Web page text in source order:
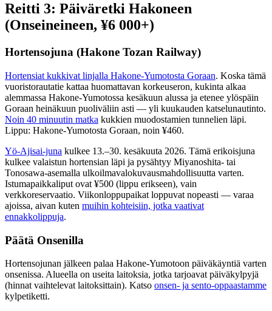
Reitti 3: Päiväretki Hakoneen
(Onseineineen, ¥6 000+)
Hortensojuna (Hakone Tozan Railway)
Hortensiat kukkivat linjalla Hakone-Yumotosta Goraan. Koska tämä
vuoristorautatie kattaa huomattavan korkeuseron, kukinta alkaa
alemmassa Hakone-Yumotossa kesäkuun alussa ja etenee ylöspäin
Goraan heinäkuun puoliväliin asti — yli kuukauden katselunautinto.
Noin 40 minuutin matka kukkien muodostamien tunnelien läpi.
Lippu: Hakone-Yumotosta Goraan, noin ¥460.
Yö-Ajisai-juna kulkee 13.–30. kesäkuuta 2026. Tämä erikoisjuna
kulkee valaistun hortensian läpi ja pysähtyy Miyanoshita- tai
Tonosawa-asemalla ulkoilmavalokuvausmahdollisuutta varten.
Istumapaikkaliput ovat ¥500 (lippu erikseen), vain
verkkoreservaatio. Viikonloppupaikat loppuvat nopeasti — varaa
ajoissa, aivan kuten muihin kohteisiin, jotka vaativat
ennakkolippuja.
Päätä Onsenilla
Hortensojunan jälkeen palaa Hakone-Yumotoon päiväkäyntiä varten
onsenissa. Alueella on useita laitoksia, jotka tarjoavat päiväkylpyjä
(hinnat vaihtelevat laitoksittain). Katso onsen- ja sento-oppaastamme
kylpetiketti.